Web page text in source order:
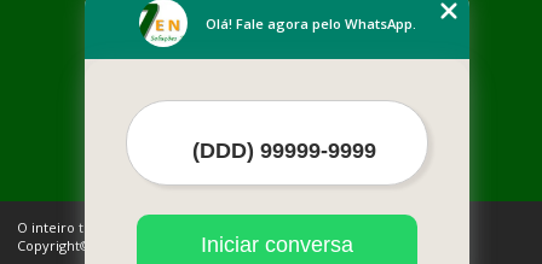
Empresa
Contato
Mais Serviços
O inteiro teor deste site está sujeito à proteção de direitos autorais.
Copyright© SEVEN RESIDUOS (Lei 9610 de 19/02/1998)
Olá! Fale agora pelo WhatsApp.
Iniciar conversa